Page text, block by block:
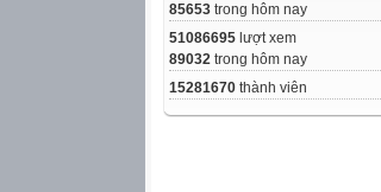
85653 trong hôm nay
51086695 lượt xem
89032 trong hôm nay
15281670 thành viên